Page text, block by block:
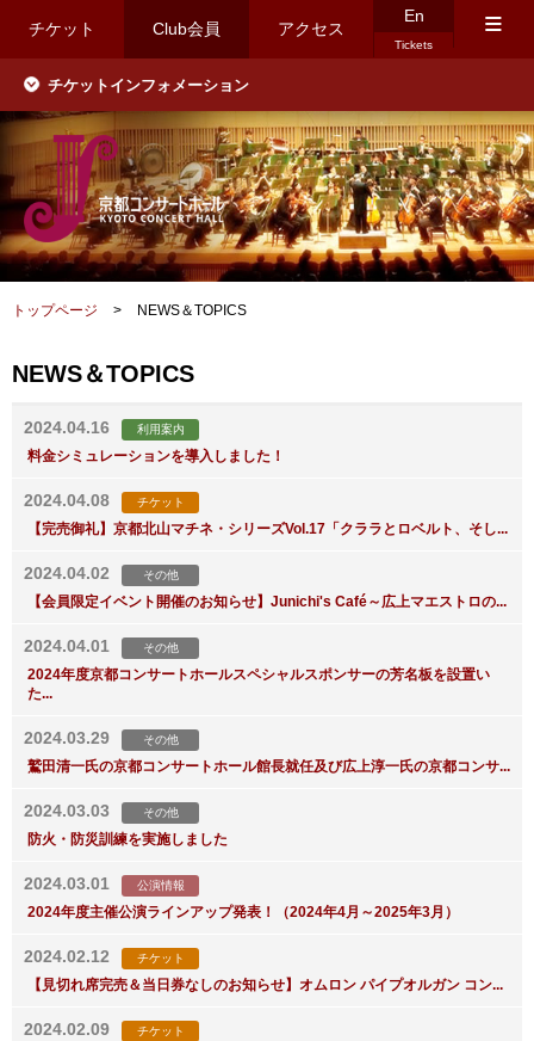
チケット Club会員 アクセス
En
Tickets
≡
チケットインフォメーション
トップページ > NEWS＆TOPICS
NEWS＆TOPICS
2024.04.16 利用案内
料金シミュレーションを導入しました！
2024.04.08 チケット
【完売御礼】京都北山マチネ・シリーズVol.17「クララとロベルト、そし...
2024.04.02 その他
【会員限定イベント開催のお知らせ】Junichi's Café～広上マエストロの...
2024.04.01 その他
2024年度京都コンサートホールスペシャルスポンサーの芳名板を設置い
た...
2024.03.29 その他
鷲田清一氏の京都コンサートホール館長就任及び広上淳一氏の京都コンサ...
2024.03.03 その他
防火・防災訓練を実施しました
2024.03.01 公演情報
2024年度主催公演ラインアップ発表！（2024年4月～2025年3月）
2024.02.12 チケット
【見切れ席完売＆当日券なしのお知らせ】オムロン パイプオルガン コン...
2024.02.09 チケット